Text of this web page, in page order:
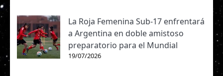
La Roja Femenina Sub-17 enfrentará
a Argentina en doble amistoso
preparatorio para el Mundial
19/07/2026